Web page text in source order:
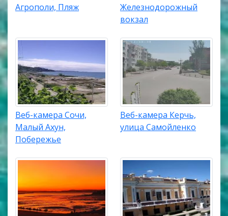
Агрополи, Пляж
Железнодорожный
вокзал
Веб-камера Сочи,
Малый Ахун,
Побережье
Веб-камера Керчь,
улица Самойленко